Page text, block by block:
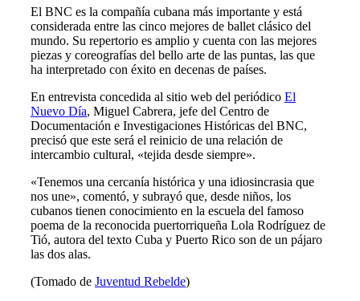
El BNC es la compañía cubana más importante y está
considerada entre las cinco mejores de ballet clásico del
mundo. Su repertorio es amplio y cuenta con las mejores
piezas y coreografías del bello arte de las puntas, las que
ha interpretado con éxito en decenas de países.
En entrevista concedida al sitio web del periódico El
Nuevo Día, Miguel Cabrera, jefe del Centro de
Documentación e Investigaciones Históricas del BNC,
precisó que este será el reinicio de una relación de
intercambio cultural, «tejida desde siempre».
«Tenemos una cercanía histórica y una idiosincrasia que
nos une», comentó, y subrayó que, desde niños, los
cubanos tienen conocimiento en la escuela del famoso
poema de la reconocida puertorriqueña Lola Rodríguez de
Tió, autora del texto Cuba y Puerto Rico son de un pájaro
las dos alas.
(Tomado de Juventud Rebelde)